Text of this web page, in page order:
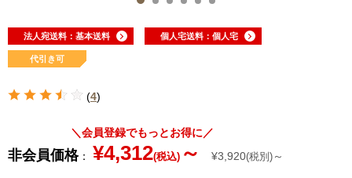
法人宛送料：基本送料 個人宅送料：個人宅
代引き可
(4)
＼会員登録でもっとお得に／
非会員価格： ¥4,312(税込) ～ ¥3,920(税別) ～